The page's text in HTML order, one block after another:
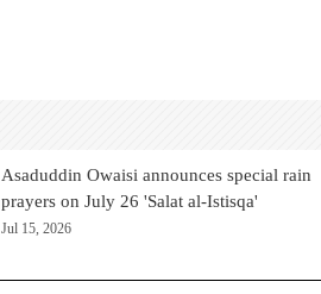
Asaduddin Owaisi announces special rain
prayers on July 26 'Salat al-Istisqa'
Jul 15, 2026